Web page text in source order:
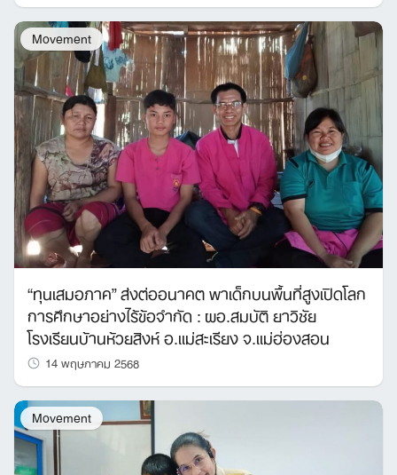
Movement
“ทุนเสมอภาค” ส่งต่ออนาคต พาเด็กบนพื้นที่สูงเปิดโลก
การศึกษาอย่างไร้ข้อจำกัด : ผอ.สมบัติ ยาวิชัย
โรงเรียนบ้านห้วยสิงห์ อ.แม่สะเรียง จ.แม่ฮ่องสอน
14 พฤษภาคม 2568
Movement